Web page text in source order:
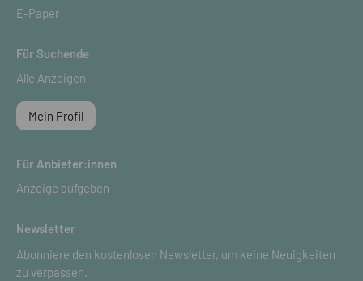
E-Paper
Für Suchende
Alle Anzeigen
Mein Profil
Für Anbieter:innen
Anzeige aufgeben
Newsletter
Abonniere den kostenlosen Newsletter, um keine Neuigkeiten
zu verpassen.